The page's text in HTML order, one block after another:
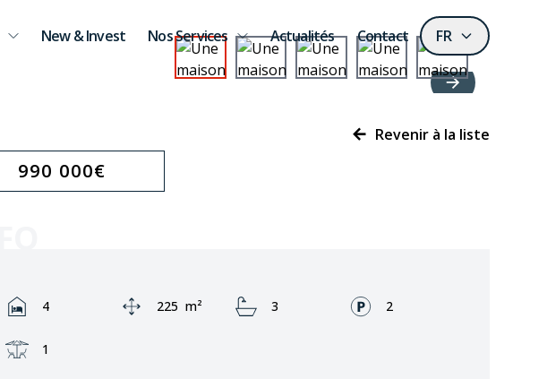
New & Invest Nos Services Actualités Contact FR
Revenir à la liste
990 000€
Rooms:
4 Zone:
225 m² Bathrooms:
3 Façades:
2
Terrasse:
1